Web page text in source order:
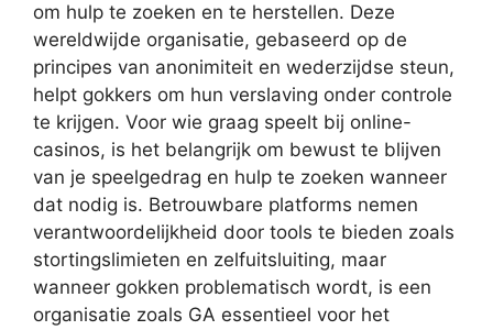
om hulp te zoeken en te herstellen. Deze
wereldwijde organisatie, gebaseerd op de
principes van anonimiteit en wederzijdse steun,
helpt gokkers om hun verslaving onder controle
te krijgen. Voor wie graag speelt bij online-
casinos, is het belangrijk om bewust te blijven
van je speelgedrag en hulp te zoeken wanneer
dat nodig is. Betrouwbare platforms nemen
verantwoordelijkheid door tools te bieden zoals
stortingslimieten en zelfuitsluiting, maar
wanneer gokken problematisch wordt, is een
organisatie zoals GA essentieel voor het